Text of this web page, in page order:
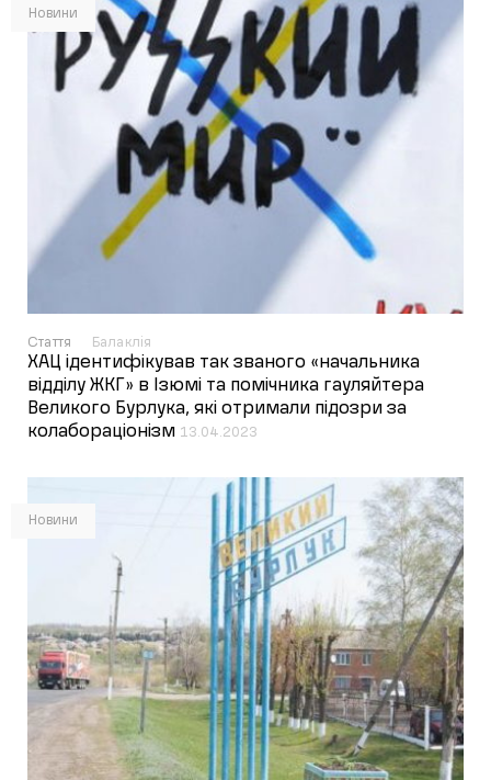
Новини
Стаття Балаклія
ХАЦ ідентифікував так званого «начальника
відділу ЖКГ» в Ізюмі та помічника гауляйтера
Великого Бурлука, які отримали підозри за
колабораціонізм 13.04.2023
Новини